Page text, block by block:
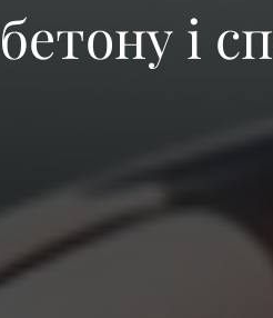
(2024) – найкращий вибір
і